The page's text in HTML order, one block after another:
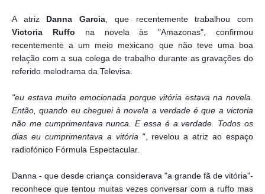
A atriz Danna Garcia , que recentemente trabalhou com
Victoria Ruffo na novela às "Amazonas", confirmou
recentemente a um meio mexicano que não teve uma boa
relação com a sua colega de trabalho durante as gravações do
referido melodrama da Televisa.
"eu estava muito emocionada porque vitória estava na novela.
Então, quando eu cheguei à novela a verdade é que a victoria
não me cumprimentava nunca. E essa é a verdade. Todos os
dias eu cumprimentava a vitória ", revelou a atriz ao espaço
radiofónico Fórmula Espectacular.
Danna - que desde criança considerava "a grande fã de vitória"-
reconhece que tentou muitas vezes conversar com a ruffo mas